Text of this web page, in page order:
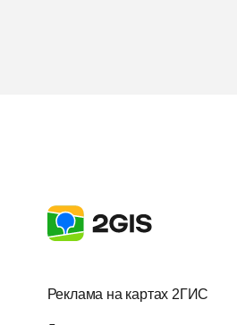
Реклама на картах 2ГИС